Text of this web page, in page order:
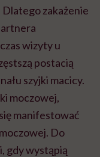
zakażenie
wizyty u
postacią
szyjki macicy.
moczowej,
manifestować
Do
gdy wystąpią